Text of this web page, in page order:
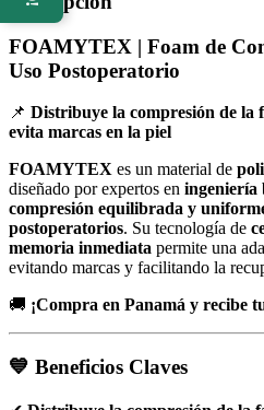
FOAMYTEX | Foam de
Uso Postoperatorio
📌 Distribuye la compresión de la
evita marcas en la piel
FOAMYTEX es un material de
diseñado por expertos en ingeniería
compresión equilibrada y
postoperatorios. Su tecnología de
memoria inmediata permite una
evitando marcas y facilitando la
🚚 ¡Compra en Panamá y recibe
💙 Beneficios Claves